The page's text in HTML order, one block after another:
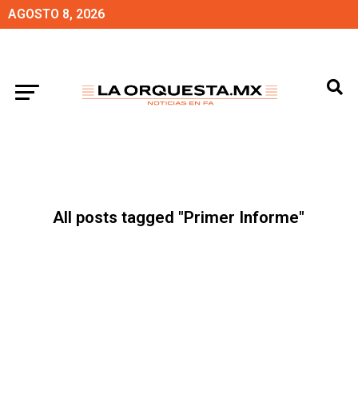
AGOSTO 8, 2026
All posts tagged "Primer Informe"